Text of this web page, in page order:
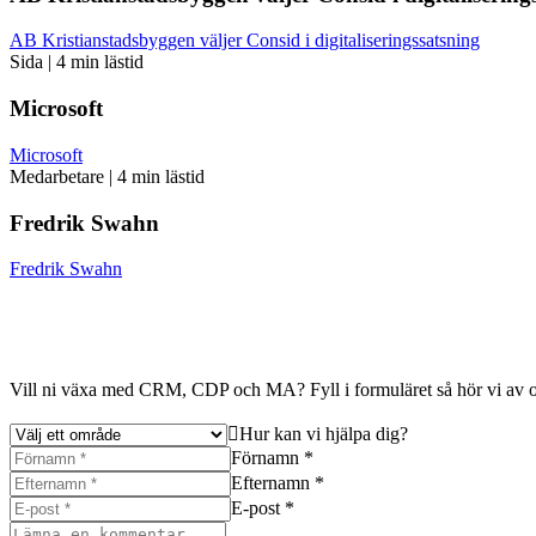
AB Kristianstadsbyggen väljer Consid i digitaliseringssatsning
Sida | 4 min lästid
Microsoft
Microsoft
Medarbetare | 4 min lästid
Fredrik Swahn
Fredrik Swahn
Vill ni växa med CRM, CDP och MA? Fyll i formuläret så hör vi av
Hur kan vi hjälpa dig?
Förnamn *
Efternamn *
E-post *